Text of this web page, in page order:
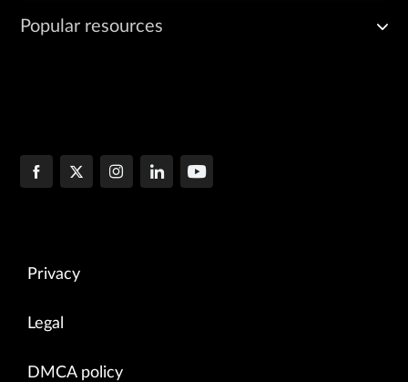
Popular resources
Privacy
Legal
DMCA policy